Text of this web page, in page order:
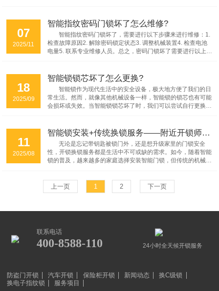
07
2025/11
智能指纹密码门锁坏了怎么维修?
智能指纹密码门锁坏了，需要进行以下步骤来进行维修：1.
检查故障原因2. 解除密码锁定状态3. 调整机械装置4. 检查电池
电量5. 联系专业维修人员。总之，密码门锁坏了需要进行以上步
生。...
18
2025/09
智能锁锁芯坏了怎么更换?
智能锁作为现代生活中的安全设备，极大地方便了我们的日
常生活。然而，就像其他机械设备一样，智能锁的锁芯也有可能
会损坏或失效。当智能锁锁芯坏了时，我们可以尝试自行更换锁
11
2025/08
智能锁安装+传统换锁服务——附近开锁师傅一站式解决
无论是忘记带钥匙被锁门外，还是想升级家里的门锁安全
性，开锁换锁服务都是生活中不可或缺的需求。如今，随着智能
锁的普及，越来越多的家庭选择安装智能门锁，但传统的机械锁
详细介绍一站式解决方案。...
上一页 1 2 下一页
联系电话
400-8588-110 24小时全天候开锁服务
防盗门开锁 汽车开锁 保险柜开锁 新闻动态
换C级锁
换电子指纹锁
服务项目